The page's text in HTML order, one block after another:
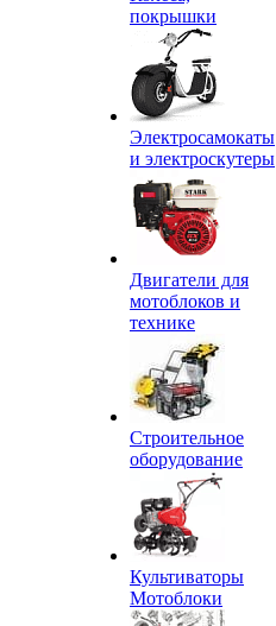
покрышки
Электросамокаты
и электроскутеры
Двигатели для
мотоблоков и
технике
Строительное
оборудование
Культиваторы
Мотоблоки